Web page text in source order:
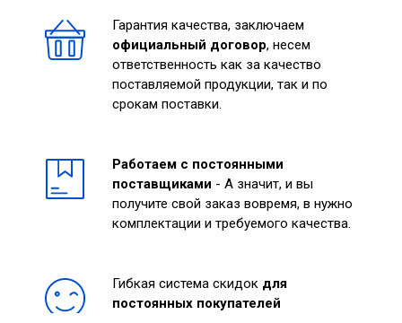
Гарантия качества, заключаем
официальный договор, несем
ответственность как за качество
поставляемой продукции, так и по
срокам поставки.
Работаем с постоянными
поставщиками - А значит, и вы
получите свой заказ вовремя, в нужно
комплектации и требуемого качества.
Гибкая система скидок для
постоянных покупателей